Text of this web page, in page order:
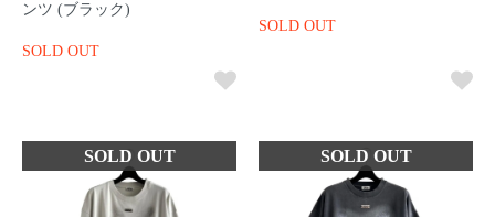
ンツ (ブラック)
SOLD OUT
SOLD OUT